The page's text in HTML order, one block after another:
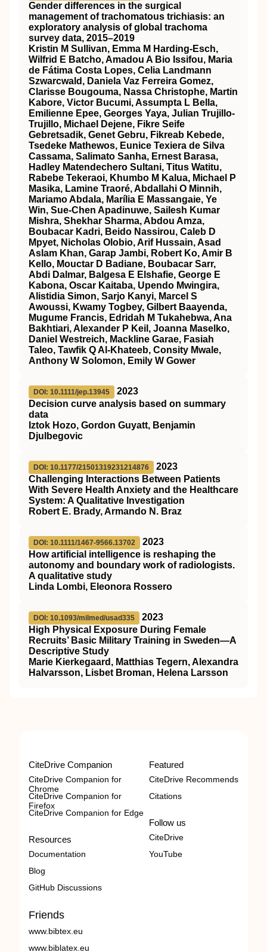
Gender differences in the surgical
management of trachomatous trichiasis: an
exploratory analysis of global trachoma
survey data, 2015–2019
Kristin M Sullivan, Emma M Harding-Esch,
Wilfrid E Batcho, Amadou A Bio Issifou, Maria
de Fátima Costa Lopes, Celia Landmann
Szwarcwald, Daniela Vaz Ferreira Gomez,
Clarisse Bougouma, Nassa Christophe, Martin
Kabore, Victor Bucumi, Assumpta L Bella,
Emilienne Epee, Georges Yaya, Julian Trujillo-
Trujillo, Michael Dejene, Fikre Seife
Gebretsadik, Genet Gebru, Fikreab Kebede,
Tsedeke Mathewos, Eunice Texiera de Silva
Cassama, Salimato Sanha, Ernest Barasa,
Hadley Matendechero Sultani, Titus Watitu,
Rabebe Tekeraoi, Khumbo M Kalua, Michael P
Masika, Lamine Traoré, Abdallahi O Minnih,
Mariamo Abdala, Marília E Massangaie, Ye
Win, Sue-Chen Apadinuwe, Sailesh Kumar
Mishra, Shekhar Sharma, Abdou Amza,
Boubacar Kadri, Beido Nassirou, Caleb D
Mpyet, Nicholas Olobio, Arif Hussain, Asad
Aslam Khan, Garap Jambi, Robert Ko, Amir B
Kello, Mouctar D Badiane, Boubacar Sarr,
Abdi Dalmar, Balgesa E Elshafie, George E
Kabona, Oscar Kaitaba, Upendo Mwingira,
Alistidia Simon, Sarjo Kanyi, Marcel S
Awoussi, Kwamy Togbey, Gilbert Baayenda,
Mugume Francis, Edridah M Tukahebwa, Ana
Bakhtiari, Alexander P Keil, Joanna Maselko,
Daniel Westreich, Mackline Garae, Fasiah
Taleo, Tawfik Q Al-Khateeb, Consity Mwale,
Anthony W Solomon, Emily W Gower
DOI: 10.1111/jep.13945
2023
Decision curve analysis based on summary
data
Iztok Hozo, Gordon Guyatt, Benjamin
Djulbegovic
DOI: 10.1177/21501319231214876
2023
Challenging Interactions Between Patients
With Severe Health Anxiety and the Healthcare
System: A Qualitative Investigation
Robert E. Brady, Armando N. Braz
DOI: 10.1111/1467-9566.13702
2023
How artificial intelligence is reshaping the
autonomy and boundary work of radiologists.
A qualitative study
Linda Lombi, Eleonora Rossero
DOI: 10.1093/milmed/usad335
2023
High Physical Exposure During Female
Recruits’ Basic Military Training in Sweden—A
Descriptive Study
Marie Kierkegaard, Matthias Tegern, Alexandra
Halvarsson, Lisbet Broman, Helena Larsson
CiteDrive Companion
CiteDrive Companion for
Chrome
CiteDrive Companion for
Firefox
CiteDrive Companion for Edge
Resources
Documentation
Blog
GitHub Discussions
Featured
CiteDrive Recommends
Citations
Follow us
CiteDrive
YouTube
Friends
www.bibtex.eu
www.biblatex.eu